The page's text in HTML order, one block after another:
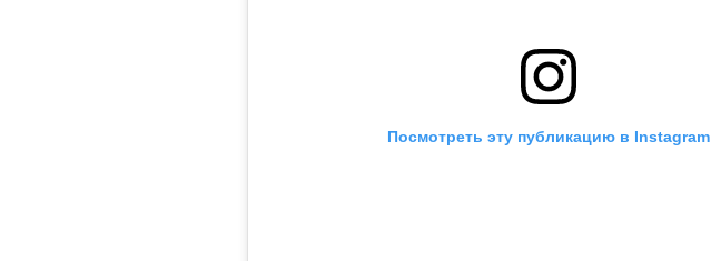
Посмотреть эту публикацию в Instagram